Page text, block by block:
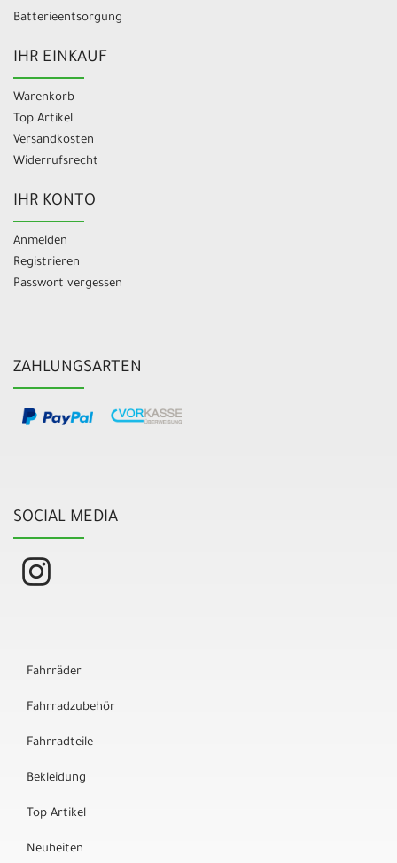
Batterieentsorgung
IHR EINKAUF
Warenkorb
Top Artikel
Versandkosten
Widerrufsrecht
IHR KONTO
Anmelden
Registrieren
Passwort vergessen
ZAHLUNGSARTEN
SOCIAL MEDIA
Fahrräder
Fahrradzubehör
Fahrradteile
Bekleidung
Top Artikel
Neuheiten